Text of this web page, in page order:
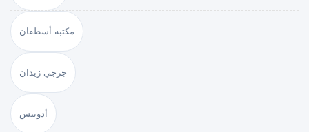
مكتبة أسطفان
جرجي زيدان
أدونيس